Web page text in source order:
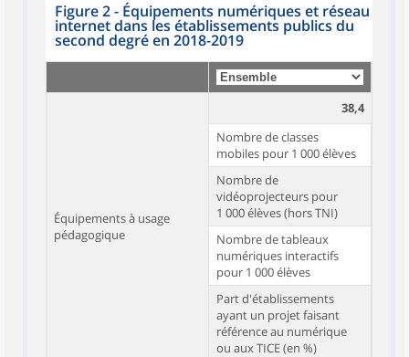
Figure 2 - Équipements numériques et réseau
internet dans les établissements publics du
second degré en 2018-2019
Équipements à usage
pédagogique
38,4
Nombre de classes
mobiles pour 1 000 élèves
Nombre de
vidéoprojecteurs pour
1 000 élèves (hors TNI)
Nombre de tableaux
numériques interactifs
pour 1 000 élèves
Part d'établissements
ayant un projet faisant
référence au numérique
ou aux TICE (en %)